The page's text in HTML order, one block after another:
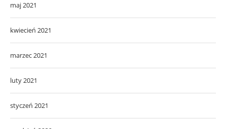
maj 2021
kwiecień 2021
marzec 2021
luty 2021
styczeń 2021